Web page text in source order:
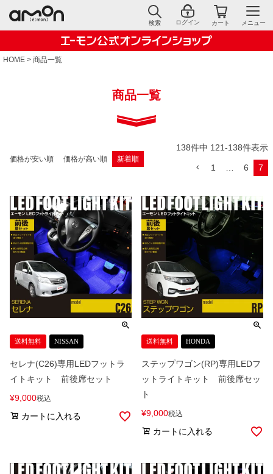
検索 ログイン カート メニュー
HOME 商品一覧
商品一覧
価格が安い順 価格が高い順 新着順
138件中 121-138件表示
1 6 7
送料無料 NISSAN
セレナ(C26)専用LEDフットラ
イトキット 前後席セット
¥9,000税込
カートに入れる
送料無料 HONDA
ステップワゴン(RP)専用LEDフ
ットライトキット 前後席セッ
ト
¥9,000税込
カートに入れる